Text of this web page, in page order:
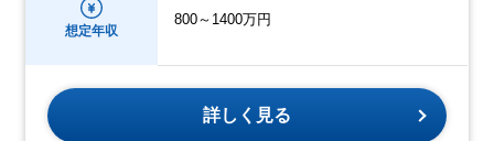
想定年収
800～1400万円
詳しく見る